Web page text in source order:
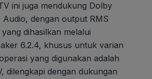
ini juga mendukung Dolby
Audio, dengan output RMS
dihasilkan melalui
6.2.4, khusus untuk varian
yang digunakan adalah
dilengkapi dengan dukungan